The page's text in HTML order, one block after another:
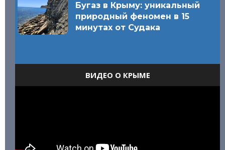
Бугаз в Крыму: уникальный
природный феномен в 15
минутах от Судака
ВИДЕО О КРЫМЕ